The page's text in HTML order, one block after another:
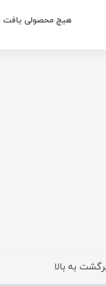
هیچ محصولی یافت
به بالا